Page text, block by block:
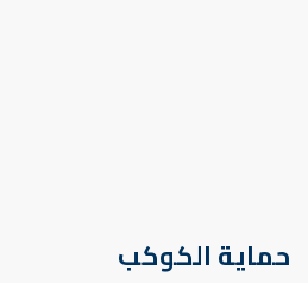
حماية الكوكب